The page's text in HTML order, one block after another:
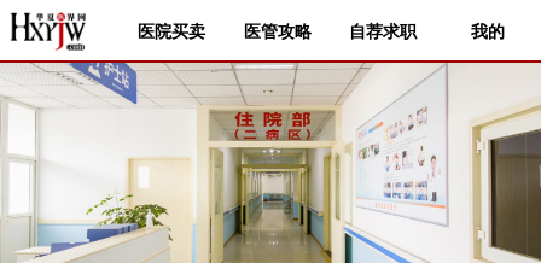
医院买卖 医管攻略 自荐求职 我的